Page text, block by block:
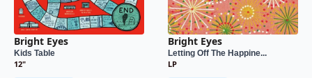
Bright Eyes
Kids Table
12"
Bright Eyes
Letting Off The Happine...
LP